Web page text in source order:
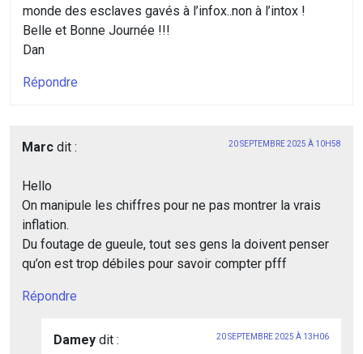
monde des esclaves gavés à l’infox..non à l’intox !
Belle et Bonne Journée !!!
Dan
Répondre
Marc dit : 20 SEPTEMBRE 2025 À 10H58
Hello
On manipule les chiffres pour ne pas montrer la vrais
inflation.
Du foutage de gueule, tout ses gens la doivent penser
qu’on est trop débiles pour savoir compter pfff
Répondre
Damey dit : 20 SEPTEMBRE 2025 À 13H06